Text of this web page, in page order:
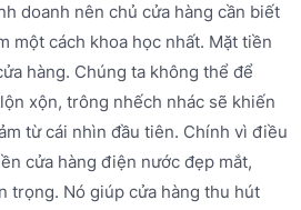
doanh nên chủ cửa hàng cần biết
một cách khoa học nhất. Mặt tiền
hàng. Chúng ta không thể để
xộn, trông nhếch nhác sẽ khiến
từ cái nhìn đầu tiên. Chính vì điều
cửa hàng điện nước đẹp mắt,
trọng. Nó giúp cửa hàng thu hút